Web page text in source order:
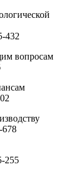
432
вопросам
255